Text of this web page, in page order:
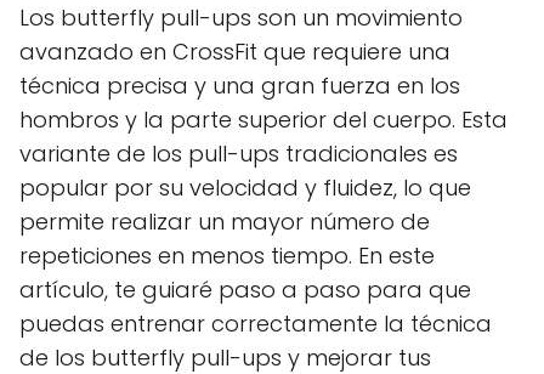
Los butterfly pull-ups son un movimiento
avanzado en CrossFit que requiere una
técnica precisa y una gran fuerza en los
hombros y la parte superior del cuerpo. Esta
variante de los pull-ups tradicionales es
popular por su velocidad y fluidez, lo que
permite realizar un mayor número de
repeticiones en menos tiempo. En este
artículo, te guiaré paso a paso para que
puedas entrenar correctamente la técnica
de los butterfly pull-ups y mejorar tus